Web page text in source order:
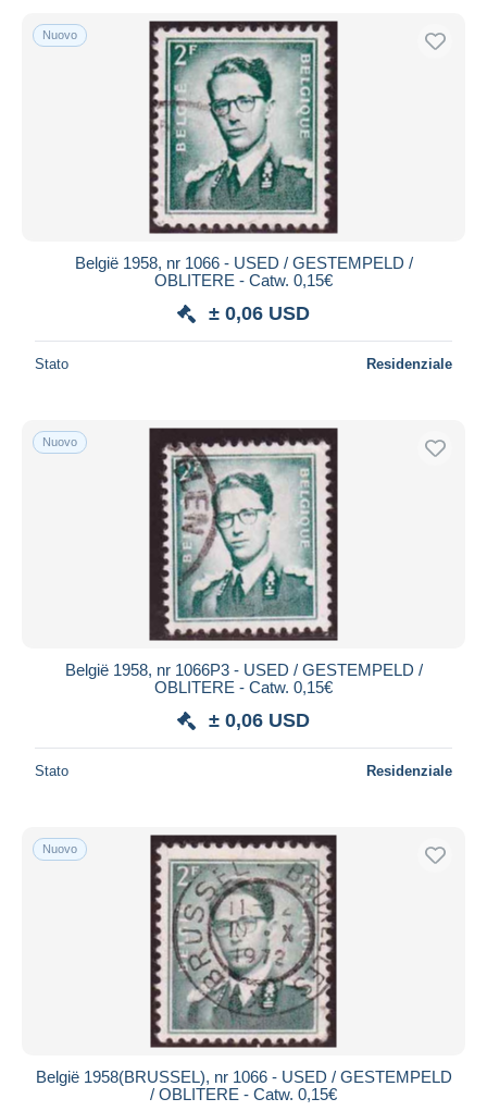
Nuovo
België 1958, nr 1066 - USED / GESTEMPELD /
OBLITERE - Catw. 0,15€
± 0,06 USD
Stato Residenziale
Nuovo
België 1958, nr 1066P3 - USED / GESTEMPELD /
OBLITERE - Catw. 0,15€
± 0,06 USD
Stato Residenziale
Nuovo
België 1958(BRUSSEL), nr 1066 - USED / GESTEMPELD
/ OBLITERE - Catw. 0,15€